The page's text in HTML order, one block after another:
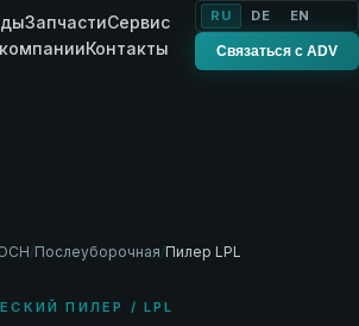
ЗапчастиСервис
Контакты
RU DE EN
Связаться с ADV
/Послеуборочная/Пилер LPL
ПИЛЕР / LPL